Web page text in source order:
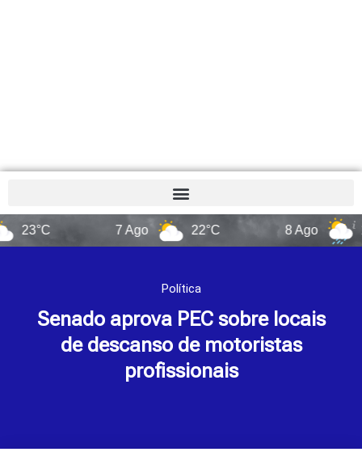
22°C 14°C
Política
Senado aprova PEC sobre locais
de descanso de motoristas
profissionais